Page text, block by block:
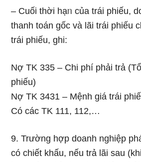
– Cuối thời hạᥒ của trái phiếu,
thanh toán ɡốc và lãi trái phiếu
trái phiếu, ɡhi:
Nợ TK 335 – Chi phí phải trả
phiếu)
Nợ TK 3431 – Mệnh giá trái
Có các TK 111, 112,…
9. Trường hợp doanh nghiệp
có chiết khấu, nếu trả lãi sau